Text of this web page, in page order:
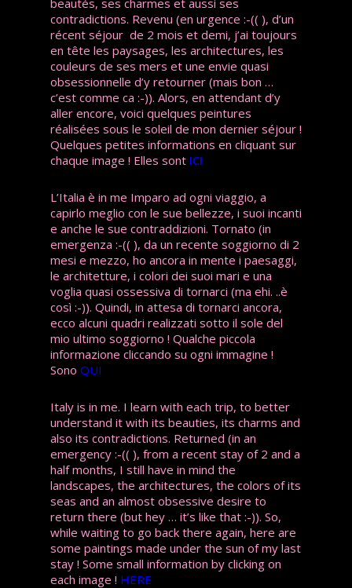
contradictions. Revenu (en urgence :-(( ), d’un
récent séjour de 2 mois et demi, j’ai toujours
en tête les paysages, les architectures, les
couleurs de ses mers et une envie quasi
obsessionnelle d’y retourner (mais bon …
c’est comme ca :-)). Alors, en attendant d’y
aller encore, voici quelques peintures
réalisées sous le soleil de mon dernier séjour !
Quelques petites informations en cliquant sur
chaque image ! Elles sont ICI
L’Italia è in me Imparo ad ogni viaggio, a
capirlo meglio con le sue bellezze, i suoi incanti
e anche le sue contraddizioni. Tornato (in
emergenza :-(( ), da un recente soggiorno di 2
mesi e mezzo, ho ancora in mente i paesaggi,
le architetture, i colori dei suoi mari e una
voglia quasi ossessiva di tornarci (ma ehi. ..è
così :-)). Quindi, in attesa di tornarci ancora,
ecco alcuni quadri realizzati sotto il sole del
mio ultimo soggiorno ! Qualche piccola
informazione cliccando su ogni immagine !
Sono QUI
Italy is in me. I learn with each trip, to better
understand it with its beauties, its charms and
also its contradictions. Returned (in an
emergency :-(( ), from a recent stay of 2 and a
half months, I still have in mind the
landscapes, the architectures, the colors of its
seas and an almost obsessive desire to
return there (but hey … it’s like that :-)). So,
while waiting to go back there again, here are
some paintings made under the sun of my last
stay ! Some small information by clicking on
each image ! HERE